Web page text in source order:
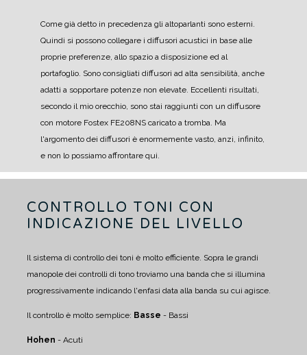
Come già detto in precedenza gli altoparlanti sono esterni.
Quindi si possono collegare i diffusori acustici in base alle
proprie preferenze, allo spazio a disposizione ed al
portafoglio. Sono consigliati diffusori ad alta sensibilità, anche
adatti a sopportare potenze non elevate. Eccellenti risultati,
secondo il mio orecchio, sono stai raggiunti con un diffusore
con motore Fostex FE208NS caricato a tromba. Ma
l'argomento dei diffusori è enormemente vasto, anzi, infinito,
e non lo possiamo affrontare qui.
CONTROLLO TONI CON
INDICAZIONE DEL LIVELLO
Il sistema di controllo dei toni è molto efficiente. Sopra le grandi
manopole dei controlli di tono troviamo una banda che si illumina
progressivamente indicando l'enfasi data alla banda su cui agisce.
Il controllo è molto semplice: Basse - Bassi
Hohen - Acuti